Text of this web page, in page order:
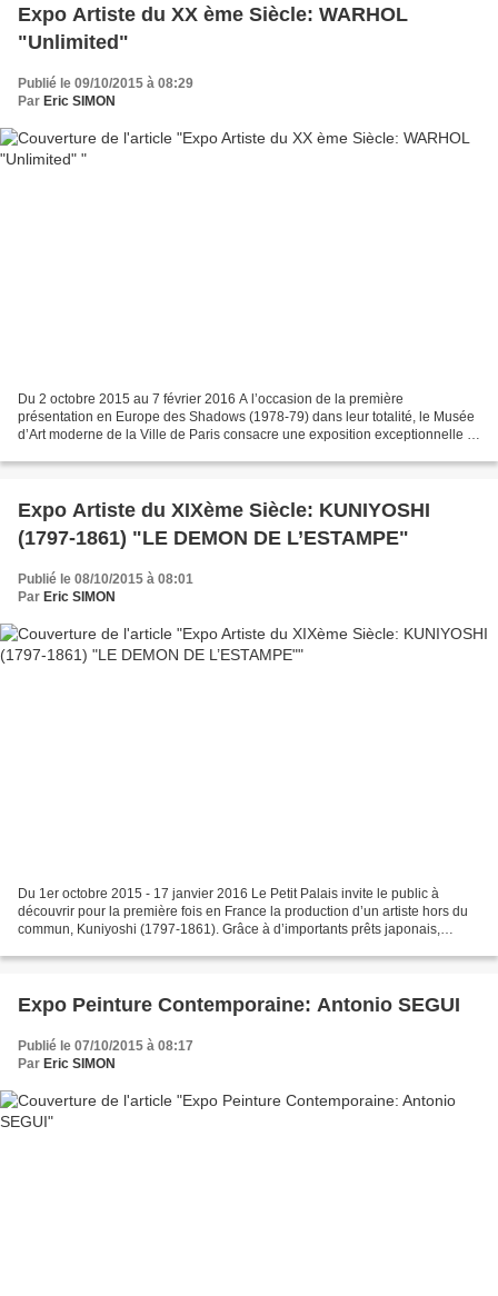
Expo Artiste du XX ème Siècle: WARHOL
"Unlimited"
Publié le 09/10/2015 à 08:29
Par Eric SIMON
Du 2 octobre 2015 au 7 février 2016 A l’occasion de la première
présentation en Europe des Shadows (1978-79) dans leur totalité, le Musée
d’Art moderne de la Ville de Paris consacre une exposition exceptionnelle à
Expo Artiste du XIXème Siècle: KUNIYOSHI
(1797-1861) "LE DEMON DE L’ESTAMPE"
Publié le 08/10/2015 à 08:01
Par Eric SIMON
Du 1er octobre 2015 - 17 janvier 2016 Le Petit Palais invite le public à
découvrir pour la première fois en France la production d’un artiste hors du
commun, Kuniyoshi (1797-1861). Grâce à d’importants prêts japonais,
Expo Peinture Contemporaine: Antonio SEGUI
Publié le 07/10/2015 à 08:17
Par Eric SIMON